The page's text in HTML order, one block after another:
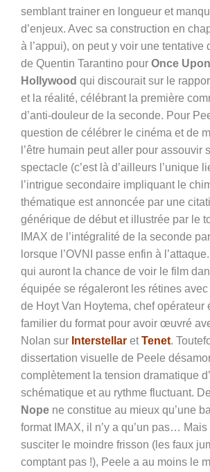
semblant trainer en longueur et
d’enjeux. Avec sa construction en
à l’appui), on peuty voir une tentative
de Quentin Tarantino pour Once
Hollywood qui discourait sur le
et la réalité, célébrant la première
d’anti-douleur de la seconde. Pour
question de célébrer le cinéma etde
l’être humain peut aller pour assouvir
spectacle (c’est là d’ailleurs l’unique
l’intrigue secondaire impliquant le
thématique estannoncée par une
générique de début et illustrée par le
IMAX de l’intégralité de la seconde
lorsque l’OVNI passe enfin à
qui auront la chance de voir le film
équipée se régaleront les rétines
de Hoyt Van Hoytema, chef opérateur
familier du format pour avoir œuvré
Nolan sur Interstellar etTenet.
dissertation visuelle de Peele
complètement la tension dramatique
schématique et au rythme fluctuant.
Nope ne constitue au mieux qu’une
format IMAX, il n’y a qu’un pas… Mais
susciter le moindre frisson (les faux
comptant pas !), Peele a au moins le